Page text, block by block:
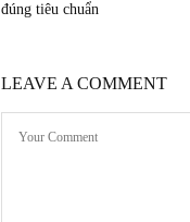
đúng tiêu chuẩn
LEAVE A COMMENT